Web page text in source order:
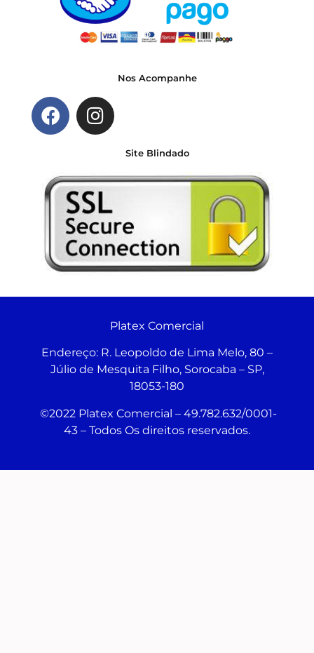
Nos Acompanhe
Site Blindado
Platex Comercial
Endereço: R. Leopoldo de Lima Melo, 80 –
Júlio de Mesquita Filho, Sorocaba – SP,
18053-180
©2022 Platex Comercial – 49.782.632/0001-
43 – Todos Os direitos reservados.